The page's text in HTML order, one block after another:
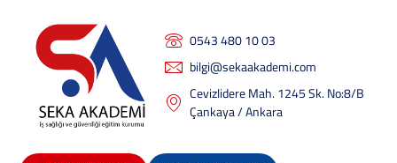
0543 480 10 03
bilgi@sekaakademi.com
Cevizlidere Mah. 1245 Sk. No:8/B
Çankaya / Ankara